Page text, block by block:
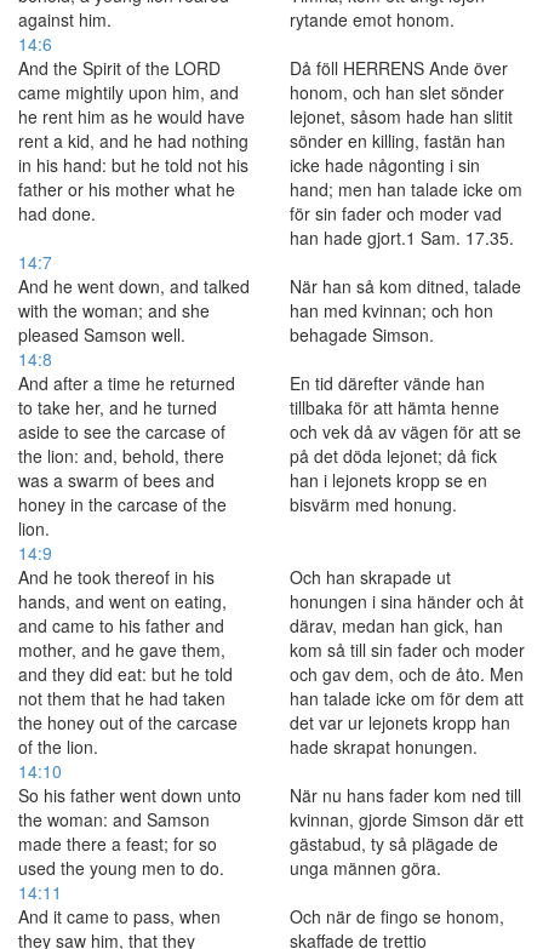
against him.
rytande emot honom.
14:6
And the Spirit of the LORD
came mightily upon him, and
he rent him as he would have
rent a kid, and he had nothing
in his hand: but he told not his
father or his mother what he
had done.
Då föll HERRENS Ande över
honom, och han slet sönder
lejonet, såsom hade han slitit
sönder en killing, fastän han
icke hade någonting i sin
hand; men han talade icke om
för sin fader och moder vad
han hade gjort.1 Sam. 17.35.
14:7
And he went down, and talked
with the woman; and she
pleased Samson well.
När han så kom ditned, talade
han med kvinnan; och hon
behagade Simson.
14:8
And after a time he returned
to take her, and he turned
aside to see the carcase of
the lion: and, behold, there
was a swarm of bees and
honey in the carcase of the
lion.
En tid därefter vände han
tillbaka för att hämta henne
och vek då av vägen för att se
på det döda lejonet; då fick
han i lejonets kropp se en
bisvärm med honung.
14:9
And he took thereof in his
hands, and went on eating,
and came to his father and
mother, and he gave them,
and they did eat: but he told
not them that he had taken
the honey out of the carcase
of the lion.
Och han skrapade ut
honungen i sina händer och åt
därav, medan han gick, han
kom så till sin fader och moder
och gav dem, och de åto. Men
han talade icke om för dem att
det var ur lejonets kropp han
hade skrapat honungen.
14:10
So his father went down unto
the woman: and Samson
made there a feast; for so
used the young men to do.
När nu hans fader kom ned till
kvinnan, gjorde Simson där ett
gästabud, ty så plägade de
unga männen göra.
14:11
And it came to pass, when
they saw him, that they
Och när de fingo se honom,
skaffade de trettio